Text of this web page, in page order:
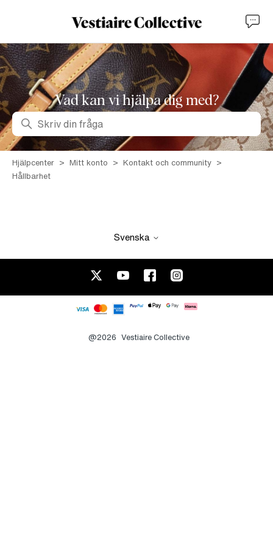
Vad kan vi hjälpa dig med?
Sök
Hjälpcenter Mitt konto
Kontakt och community
Hållbarhet
Svenska
@2026 Vestiaire Collective